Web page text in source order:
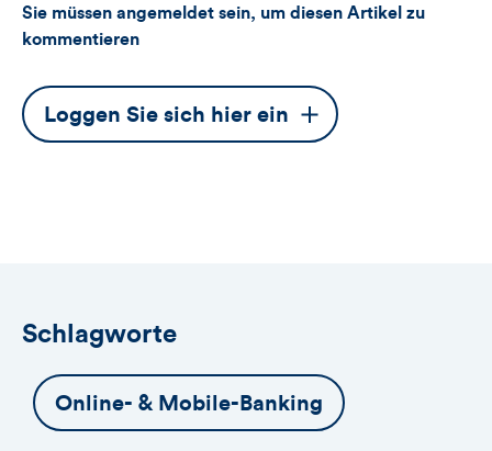
Sie müssen angemeldet sein, um diesen Artikel zu
kommentieren
Dieser
Button
Loggen Sie sich hier ein
Schlagworte
Online- & Mobile-Banking